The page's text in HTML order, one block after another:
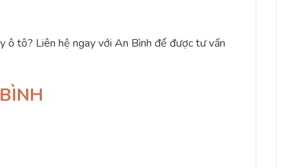
ô tô? Liên hệ ngay với An Bình để được tư vấn